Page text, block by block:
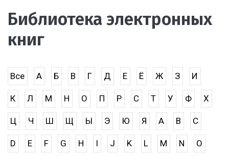
Библиотека электронных
книг
Все А Б В Г Д Е Ё Ж З И
К Л М Н О П Р С Т У Ф Х
Ц Ч Ш Щ Ы Э Ю Я A B C
D E F G H I J K L M N O